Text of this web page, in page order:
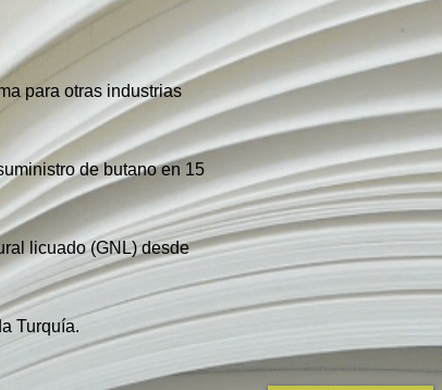
para otras industrias
de butano en 15
licuado (GNL) desde
Turquía.